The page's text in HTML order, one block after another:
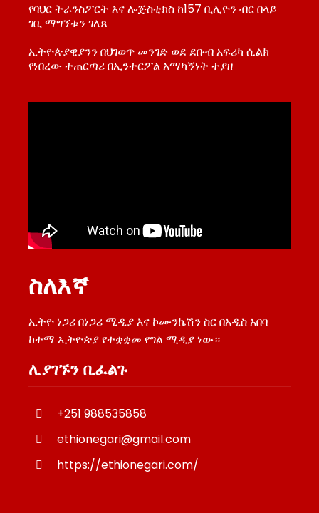
የባህር ትራንስፖርት እና ሎጅስቲክስ ከ157 ቢሊዮን ብር በላይ
ገቢ ማግኘቱን ገለጸ
ኢትዮጵያዊያንን በህገወጥ መንገድ ወደ ደቡብ አፍሪካ ሲልክ
የነበረው ተጠርጣሪ በኢንተርፖል አማካኝነት ተያዘ
ስለእኛ
ኢትዮ ነጋሪ በነጋሪ ሚዲያ እና ኮሙንኬሽን ስር በአዲስ አበባ
ከተማ ኢትዮጵያ የተቋቋመ የግል ሚዲያ ነው።
ሊያገኙን ቢፈልጉ
+251 988535858
ethionegari@gmail.com
https://ethionegari.com/